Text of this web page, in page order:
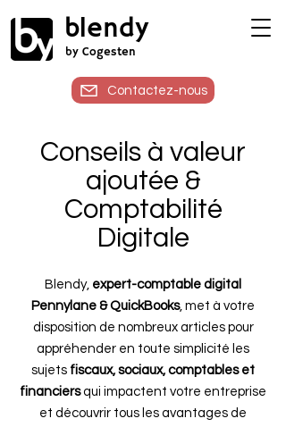
blendy
by Cogesten
Contactez-nous
Conseils à valeur
ajoutée &
Comptabilité
Digitale
Blendy, expert-comptable digital
Pennylane & QuickBooks, met à votre
disposition de nombreux articles pour
appréhender en toute simplicité les
sujets fiscaux, sociaux, comptables et
financiersqui impactent votre entreprise
et découvrir tous les avantages de